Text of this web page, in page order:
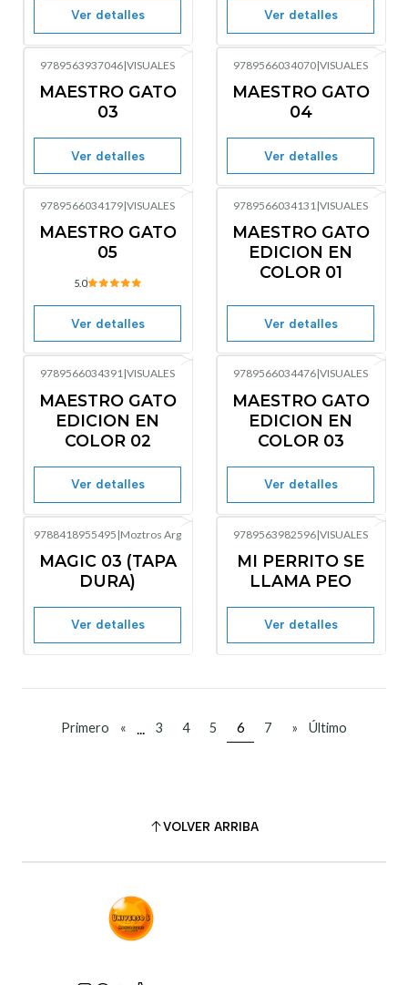
Ver detalles Ver detalles
9789563937046|VISUALES
MAESTRO GATO
03
Ver detalles
9789566034070|VISUALES
MAESTRO GATO
04
Ver detalles
9789566034179|VISUALES
MAESTRO GATO
05
5.0
Ver detalles
9789566034131|VISUALES
MAESTRO GATO
EDICION EN
COLOR 01
Ver detalles
9789566034391|VISUALES
MAESTRO GATO
EDICION EN
COLOR 02
Ver detalles
9789566034476|VISUALES
MAESTRO GATO
EDICION EN
COLOR 03
Ver detalles
Agotado
9788418955495 |Moztros Arg
MAGIC 03 (TAPA
DURA)
Ver detalles
9789563982596|VISUALES
MI PERRITO SE
LLAMA PEO
Ver detalles
Primero « ... 3 4 5 6 7 » Último
VOLVER ARRIBA